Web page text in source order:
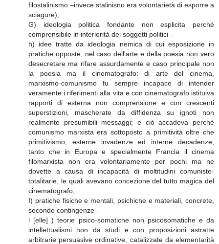
filostalinismo –invece stalinisno era volontarietà di esporre a
sciagure);
G) ideologia politica fondante non esplicita perché
comprensibile in interiorità dei soggetti politici -
h) idee tratte da ideologia nemica di cui esposizione in
pratiche opposte, nel caso dell'arte e della poesia non vero
desecretare ma rifare assurdamente e caso principale non
la poesia ma il cinematografo: di arte del cinema,
marxismo-comunismo fu sempre incapace di intender
veramente i riferimenti alla vita e con cinematografo istituiva
rapporti di esterna non comprensione e con crescenti
superstizioni, mascherate da diffidenza su ignoti non
realmente presumibili messaggi; e ciò accadeva perché
comunismo marxista era sottoposto a primitività oltre che
primitivismo, esterne invadenze ed interne decadenze;
tanto che in Europa e specialmente Francia il cinema
filomarxista non era volontariamente per pochi ma ne
dovette a causa di incapacità di moltitudini comuniste-
totalitarie, le quali avevano concezione del tutto magica del
cinematografo;
I) pratiche fisiche e mentali, psichiche e materiali, concrete,
secondo contingenze -
l [elle] ) teorie psico-somatiche non psicosomatiche e da
intellettualismi non da studi e con proposizioni astratte
arbitrarie persuasive ordinative, catalizzate da elementarità